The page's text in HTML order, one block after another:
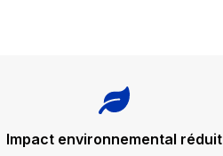
Impact environnemental réduit